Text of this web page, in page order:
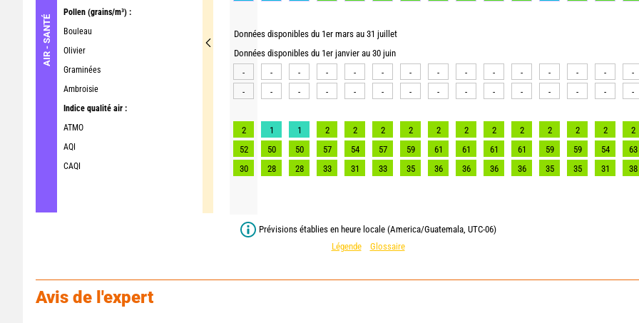
AIR - SANTÉ
Pollen (grains/m³) :
Bouleau
Olivier
Graminées
Ambroisie
Indice qualité air :
ATMO
AQI
CAQI
Données disponibles du 1er mars au 31 juillet
Données disponibles du 1er janvier au 30 juin
-
- - - - - - - - - - - - - -
-
- - - - - - - - - - - - - -
2 1 1 2 2 2 2 2 2 2 2 2 2 2 2
52
50 50 57 54 57 59 61 61 61 61 59 59 54 63
30
28 28 33 31 33 35 36 36 36 36 35 35 31 38
Prévisions établies en heure locale (America/Guatemala, UTC-06)
Légende
Glossaire
Avis de l'expert